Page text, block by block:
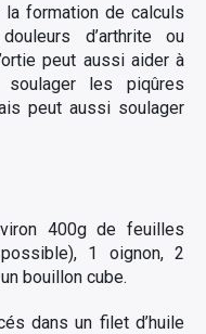
la formation de calculs
d’arthrite ou
peut aussi aider à
les piqûres
peut aussi soulager
400g de feuilles
1 oignon, 2
bouillon cube.
dans un filet d’huile